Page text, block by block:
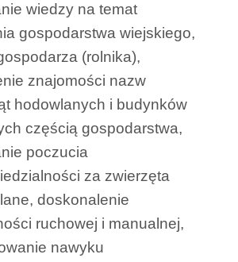
wiedzy na temat
gospodarstwa wiejskiego,
(rolnika),
znajomości nazw
hodowlanych i budynków
częścią gospodarstwa,
poczucia
za zwierzęta
doskonalenie
ruchowej i manualnej,
nawyku